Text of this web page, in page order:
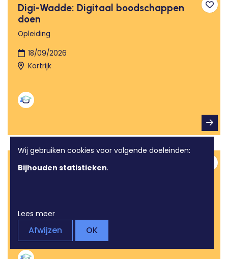
Digi-Wadde: Digitaal boodschappen
doen
Opleiding
18/09/2026
Kortrijk
Digi-Wadde: De goedkoopste
21/09/2026
Wij gebruiken cookies voor volgende doeleinden:
Bijhouden statistieken.
Lees meer
Afwijzen OK